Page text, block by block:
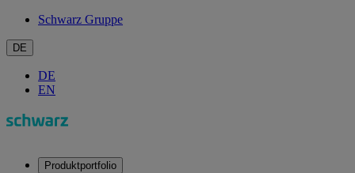
Schwarz Gruppe
DE
DE
EN
Produktportfolio